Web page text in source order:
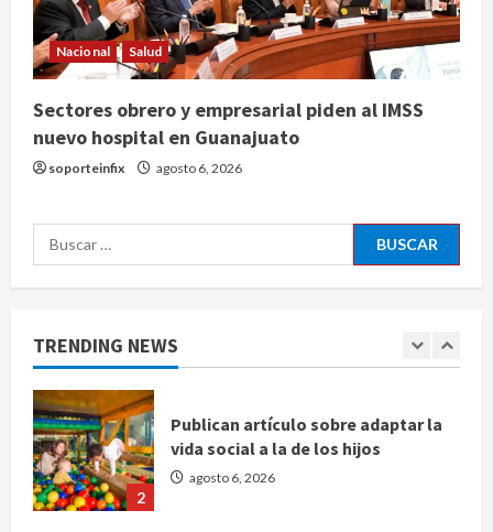
Nacional Salud
Sectores obrero y empresarial piden al IMSS
nuevo hospital en Guanajuato
soporteinfix agosto 6, 2026
Buscar:
TRENDING NEWS
4
inteligencia artificial tiene
consciencia?
agosto 6, 2026
Sheinbaum confirma que el papa
León XIV no visitará México en su
gira por América Latina
1
Bad Bunny enfrenta dos demandas
millonarias por uso no consentido
2
Publican artículo sobre adaptar la
vida social a la de los hijos
agosto 6, 2026